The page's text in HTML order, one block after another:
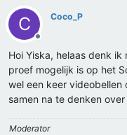
C
Offline
Coco_P
Hoi Yiska, helaas denk
proef mogelijk is op het
wel een keer videobellen
samen na te denken
Moderator